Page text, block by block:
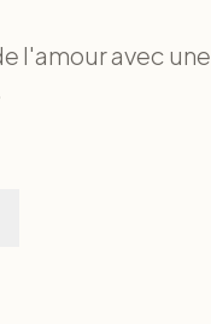
l'amour avec une